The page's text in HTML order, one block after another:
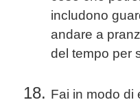
includono
andare a
del tempo per
Fai in modo di